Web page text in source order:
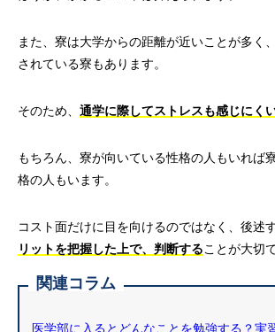
また、寮は大学からの距離が近いことが多く
されている寮もあります。
そのため、 通学に際してストレスも感じにく
もちろん、寮が向いている性格の人もいれば
格の人もいます。
コスト面だけに目を向けるのではなく、後述
リットを把握した上で、判断することが大切
関連コラム
医学部に入るとどんなことを勉強する？実